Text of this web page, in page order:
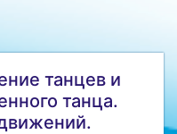
танцев и
танца.